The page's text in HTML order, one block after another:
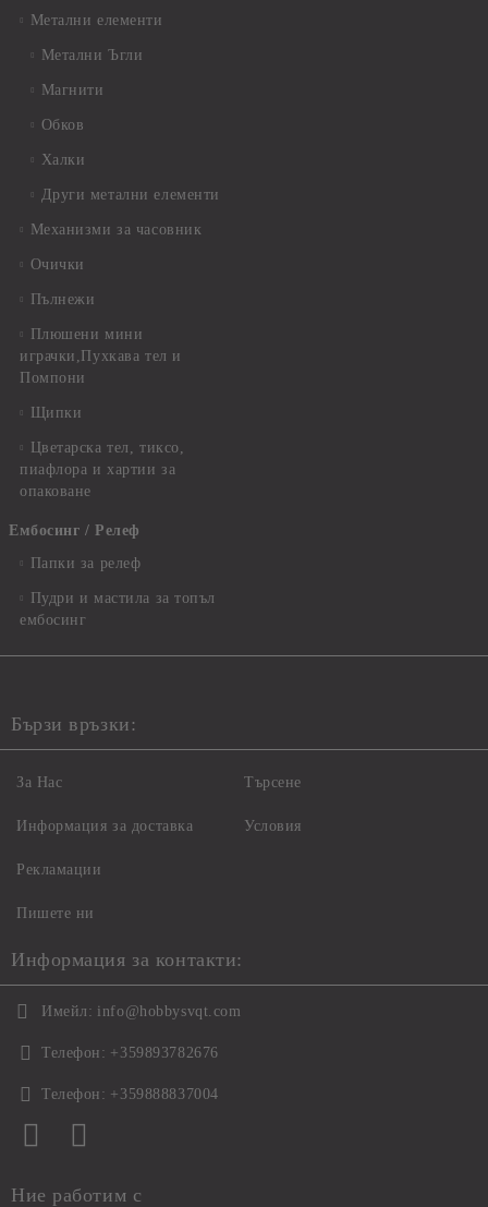
Метални елементи
Метални Ъгли
Магнити
Обков
Халки
Други метални елементи
Механизми за часовник
Очички
Пълнежи
Плюшени мини
играчки,Пухкава тел и
Помпони
Щипки
Цветарска тел, тиксо,
пиафлора и хартии за
опаковане
Ембосинг / Релеф
Папки за релеф
Пудри и мастила за топъл
ембосинг
Бързи връзки:
За Нас
Информация за доставка
Рекламации
Пишете ни
Търсене
Условия
Информация за контакти:
Имейл: info@hobbysvqt.com
Телефон: +359893782676
Телефон: +359888837004
Ние работим с